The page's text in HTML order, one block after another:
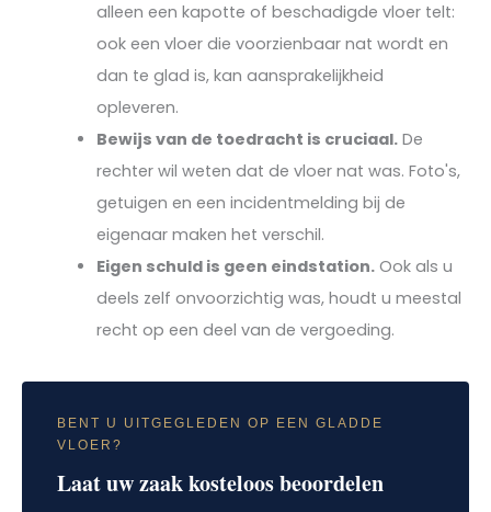
alleen een kapotte of beschadigde vloer telt:
ook een vloer die voorzienbaar nat wordt en
dan te glad is, kan aansprakelijkheid
opleveren.
Bewijs van de toedracht is cruciaal.De
rechter wil weten dat de vloer nat was. Foto's,
getuigen en een incidentmelding bij de
eigenaar maken het verschil.
Eigen schuld is geen eindstation.Ook als u
deels zelf onvoorzichtig was, houdt u meestal
recht op een deel van de vergoeding.
BENT U UITGEGLEDEN OP EEN GLADDE
VLOER?
Laat uw zaak kosteloos beoordelen